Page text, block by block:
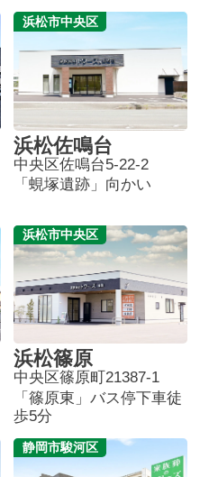
浜松市中央区
浜松佐鳴台
中央区佐鳴台5-22-2
「蜆塚遺跡」向かい
浜松市中央区
浜松篠原
中央区篠原町21387-1
「篠原東」バス停下車徒
歩5分
静岡市駿河区